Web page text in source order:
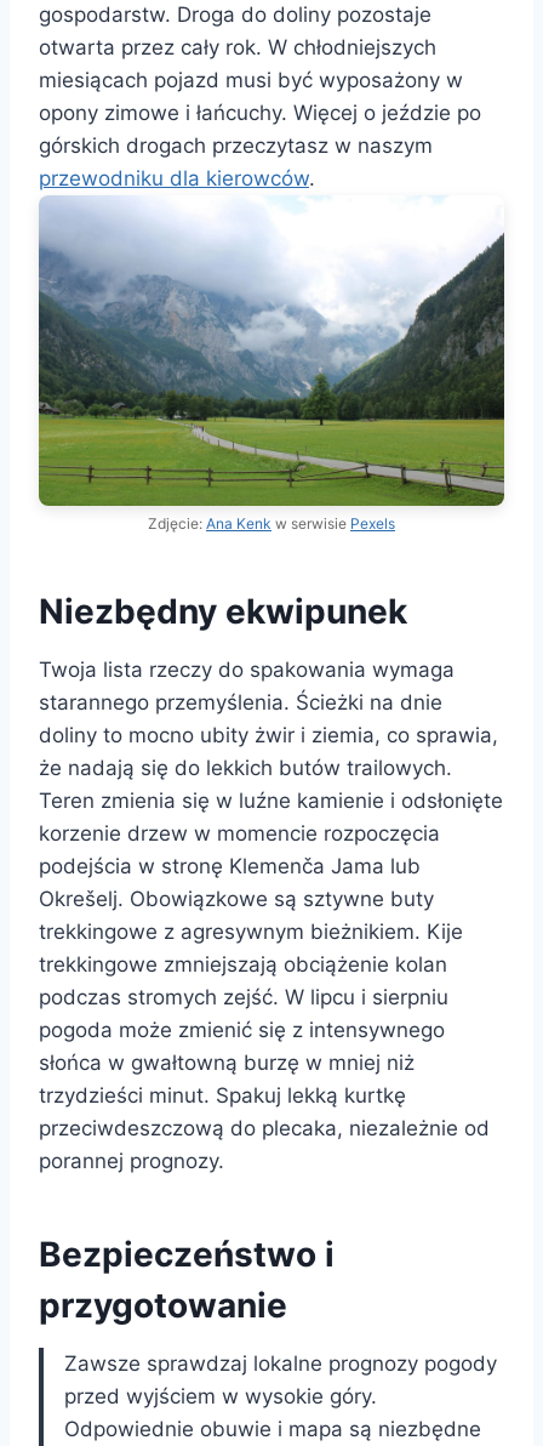
gospodarstw. Droga do doliny pozostaje
otwarta przez cały rok. W chłodniejszych
miesiącach pojazd musi być wyposażony w
opony zimowe i łańcuchy. Więcej o jeździe po
górskich drogach przeczytasz w naszym
przewodniku dla kierowców.
Zdjęcie: Ana Kenk w serwisie Pexels
Niezbędny ekwipunek
Twoja lista rzeczy do spakowania wymaga
starannego przemyślenia. Ścieżki na dnie
doliny to mocno ubity żwir i ziemia, co sprawia,
że nadają się do lekkich butów trailowych.
Teren zmienia się w luźne kamienie i odsłonięte
korzenie drzew w momencie rozpoczęcia
podejścia w stronę Klemenča Jama lub
Okrešelj. Obowiązkowe są sztywne buty
trekkingowe z agresywnym bieżnikiem. Kije
trekkingowe zmniejszają obciążenie kolan
podczas stromych zejść. W lipcu i sierpniu
pogoda może zmienić się z intensywnego
słońca w gwałtowną burzę w mniej niż
trzydzieści minut. Spakuj lekką kurtkę
przeciwdeszczową do plecaka, niezależnie od
porannej prognozy.
Bezpieczeństwo i
przygotowanie
Zawsze sprawdzaj lokalne prognozy pogody
przed wyjściem w wysokie góry.
Odpowiednie obuwie i mapa są niezbędne